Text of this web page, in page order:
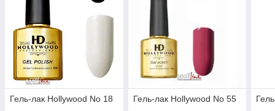
Гель-лак Hollywood No 18 Гель-лак Hollywood No 55